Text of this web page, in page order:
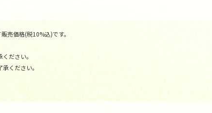
売価格(税10%込)です。
ださい。
ください。